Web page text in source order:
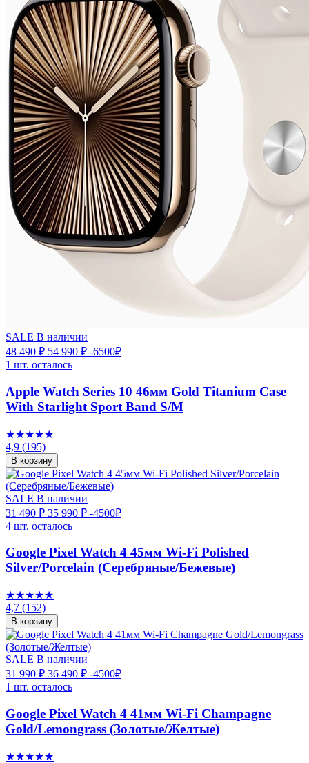
SALE В наличии
48 490 ₽ 54 990 ₽ -6500₽
1 шт. осталось
Apple Watch Series 10 46мм Gold Titanium Case
With Starlight Sport Band S/M
★★★★★
4,9 (195)
В корзину
SALE В наличии
31 490 ₽ 35 990 ₽ -4500₽
4 шт. осталось
Google Pixel Watch 4 45мм Wi-Fi Polished
Silver/Porcelain (Серебряные/Бежевые)
★★★★★
4,7 (152)
В корзину
SALE В наличии
31 990 ₽ 36 490 ₽ -4500₽
1 шт. осталось
Google Pixel Watch 4 41мм Wi-Fi Champagne
Gold/Lemongrass (Золотые/Желтые)
★★★★★